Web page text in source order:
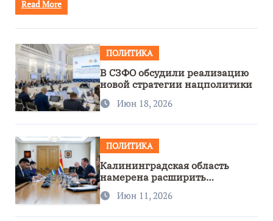
Read More
ПОЛИТИКА
В СЗФО обсудили реализацию
новой стратегии нацполитики
Июн 18, 2026
ПОЛИТИКА
Калининградская область
намерена расширить
сотрудничество с Узбекистаном
Июн 11, 2026